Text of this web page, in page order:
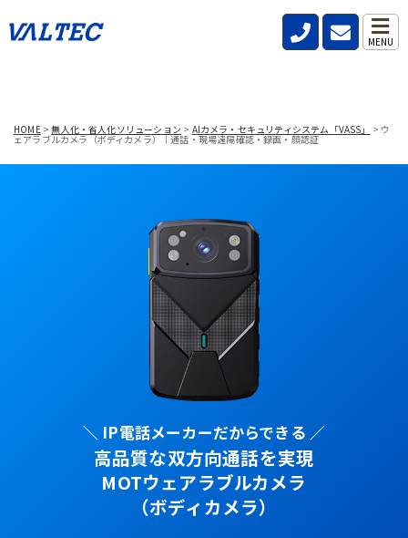
MENU
HOME>無人化・省人化ソリューション > AIカメラ・セキュリティシステム「VASS」 > ウ
ェアラブルカメラ（ボディカメラ）｜通話・現場遠隔確認・録画・顔認証
＼ IP電話メーカーだからできる ／
高品質な双方向通話を実現
MOTウェアラブルカメラ
（ボディカメラ）